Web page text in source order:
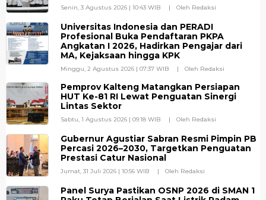
Senin, 3 Agustus 2026 | 10:43 WIB Oleh Redaksi
Universitas Indonesia dan PERADI
Profesional Buka Pendaftaran PKPA
Angkatan I 2026, Hadirkan Pengajar dari
MA, Kejaksaan hingga KPK
Minggu, 2 Agustus 2026 | 07:37 WIB Oleh Redaksi
Pemprov Kalteng Matangkan Persiapan
HUT Ke-81 RI Lewat Penguatan Sinergi
Lintas Sektor
Sabtu, 1 Agustus 2026 | 09:18 WIB Oleh Redaksi
Gubernur Agustiar Sabran Resmi Pimpin PB
Percasi 2026–2030, Targetkan Penguatan
Prestasi Catur Nasional
Jumat, 31 Juli 2026 | 10:56 WIB Oleh Redaksi
Panel Surya Pastikan OSNP 2026 di SMAN 1